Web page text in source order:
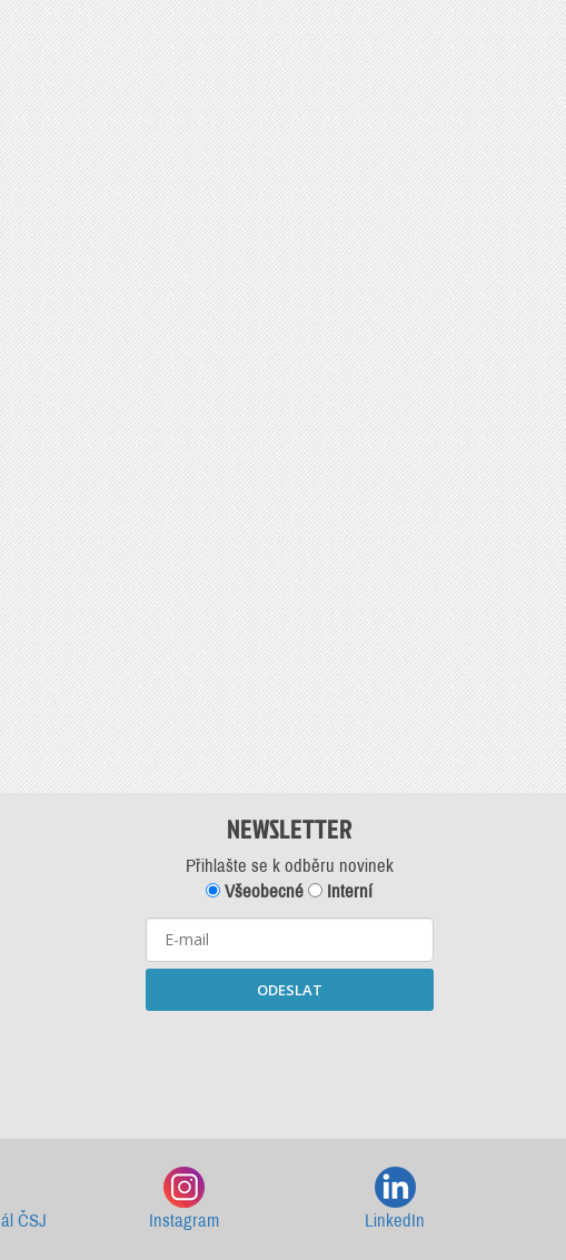
NEWSLETTER
Přihlašte se k odběru novinek
Všeobecné
Interní
ODESLAT
ČSJ Instagram LinkedIn